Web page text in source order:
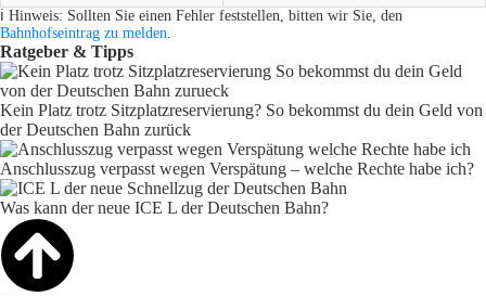
ℹ️ Hinweis: Sollten Sie einen Fehler feststellen, bitten wir Sie, den
Bahnhofseintrag zu melden.
Ratgeber & Tipps
Kein Platz trotz Sitzplatzreservierung? So bekommst du dein Geld von
der Deutschen Bahn zurück
Anschlusszug verpasst wegen Verspätung – welche Rechte habe ich?
Was kann der neue ICE L der Deutschen Bahn?